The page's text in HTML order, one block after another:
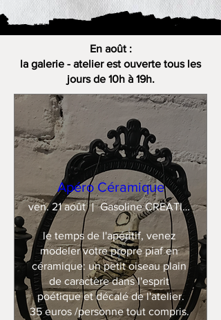
En août :
la galerie - atelier est ouverte tous les
jours de 10h à 19h.
Apéro Céramique
ven. 21 août Gasoline CREATION
le temps de l'apéritif, venez
modeler votre propre piaf en
céramique: un petit oiseau plain
de caractère dans l'esprit
poétique et décalé de l'atelier.
35 euros /personne tout compris.